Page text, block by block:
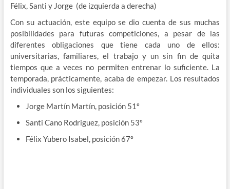
Félix, Santi y Jorge (de izquierda a derecha)
Con su actuación, este equipo se dio cuenta de sus muchas
posibilidades para futuras competiciones, a pesar de las
diferentes obligaciones que tiene cada uno de ellos:
universitarias, familiares, el trabajo y un sin fin de quita
tiempos que a veces no permiten entrenar lo suficiente. La
temporada, prácticamente, acaba de empezar. Los resultados
individuales son los siguientes:
Jorge Martín Martín, posición 51º
Santi Cano Rodriguez, posición 53º
Félix Yubero Isabel, posición 67º